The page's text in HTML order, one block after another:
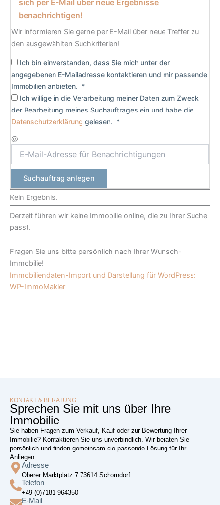
sich per E-Mail über neue Ergebnisse
benachrichtigen!
Wir informieren Sie gerne per E-Mail über neue Treffer zu
den ausgewählten Suchkriterien!
Ich bin einverstanden, dass Sie mich unter der
angegebenen E-Mailadresse kontaktieren und mir passende
Immobilien anbieten. *
Ich willige in die Verarbeitung meiner Daten zum Zweck
der Bearbeitung meines Suchauftrages ein und habe die
Datenschutzerklärung gelesen. *
@
Suchauftrag anlegen
Kein Ergebnis.
Derzeit führen wir keine Immobilie online, die zu Ihrer Suche
passt.
Fragen Sie uns bitte persönlich nach Ihrer Wunsch-
Immobilie!
Immobiliendaten-Import und Darstellung für WordPress:
WP-ImmoMakler
KONTAKT & BERATUNG
Sprechen Sie mit uns über Ihre
Immobilie
Sie haben Fragen zum Verkauf, Kauf oder zur Bewertung Ihrer
Immobilie? Kontaktieren Sie uns unverbindlich. Wir beraten Sie
persönlich und finden gemeinsam die passende Lösung für Ihr
Anliegen.
Adresse
Oberer Marktplatz 7 73614 Schorndorf
Telefon
+49 (0)7181 964350
E-Mail